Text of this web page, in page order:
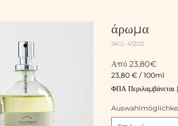
άρωμα
SKU: 41202
Από 23,80€
23,80 € / 100ml
23,80 €
ανά
100
Χιλιοστόλιτρα
ΦΠΑ Περιλαμβάνεται |